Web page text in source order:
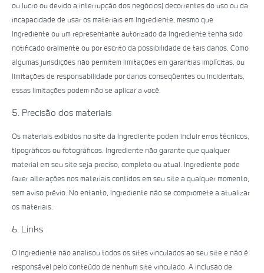
ou lucro ou devido a interrupção dos negócios) decorrentes do uso ou da
incapacidade de usar os materiais em Ingrediente, mesmo que
Ingrediente ou um representante autorizado da Ingrediente tenha sido
notificado oralmente ou por escrito da possibilidade de tais danos. Como
algumas jurisdições não permitem limitações em garantias implícitas, ou
limitações de responsabilidade por danos conseqüentes ou incidentais,
essas limitações podem não se aplicar a você.
5. Precisão dos materiais
Os materiais exibidos no site da Ingrediente podem incluir erros técnicos,
tipográficos ou fotográficos. Ingrediente não garante que qualquer
material em seu site seja preciso, completo ou atual. Ingrediente pode
fazer alterações nos materiais contidos em seu site a qualquer momento,
sem aviso prévio. No entanto, Ingrediente não se compromete a atualizar
os materiais.
6. Links
O Ingrediente não analisou todos os sites vinculados ao seu site e não é
responsável pelo conteúdo de nenhum site vinculado. A inclusão de